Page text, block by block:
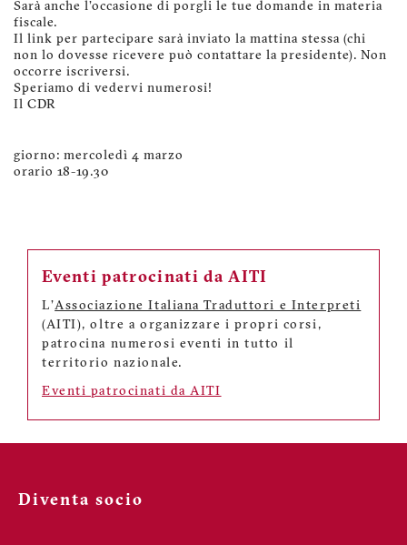
Sarà anche l'occasione di porgli le tue domande in materia
fiscale.
Il link per partecipare sarà inviato la mattina stessa (chi
non lo dovesse ricevere può contattare la presidente). Non
occorre iscriversi.
Speriamo di vedervi numerosi!
Il CDR
giorno: mercoledì 4 marzo
orario 18-19.30
Eventi patrocinati da AITI
L'Associazione Italiana Traduttori e Interpreti
(AITI), oltre a organizzare i propri corsi,
patrocina numerosi eventi in tutto il
territorio nazionale.
Eventi patrocinati da AITI
Diventa socio